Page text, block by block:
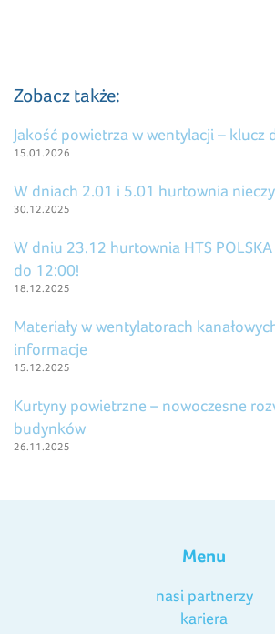
Zobacz także:
Jakość powietrza w wentylacji – klucz
15.01.2026
W dniach 2.01 i 5.01 hurtownia
30.12.2025
W dniu 23.12 hurtownia HTS
do 12:00!
18.12.2025
Materiały w wentylatorach
informacje
15.12.2025
Kurtyny powietrzne – nowoczesne
budynków
26.11.2025
Menu
nasi partnerzy
kariera